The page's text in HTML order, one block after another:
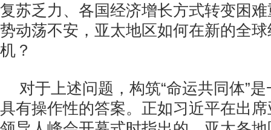
复苏乏力、各国经济增长方式转变困
势动荡不安，亚太地区如何在新的全
机？
对于上述问题，构筑“命运共同体”
具有操作性的答案。正如习近平在出